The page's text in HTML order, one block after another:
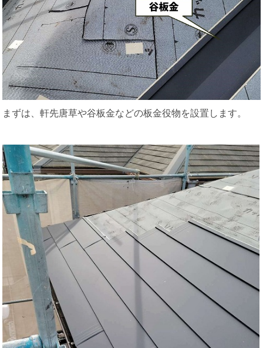
まずは、軒先唐草や谷板金などの板金役物を設置します。